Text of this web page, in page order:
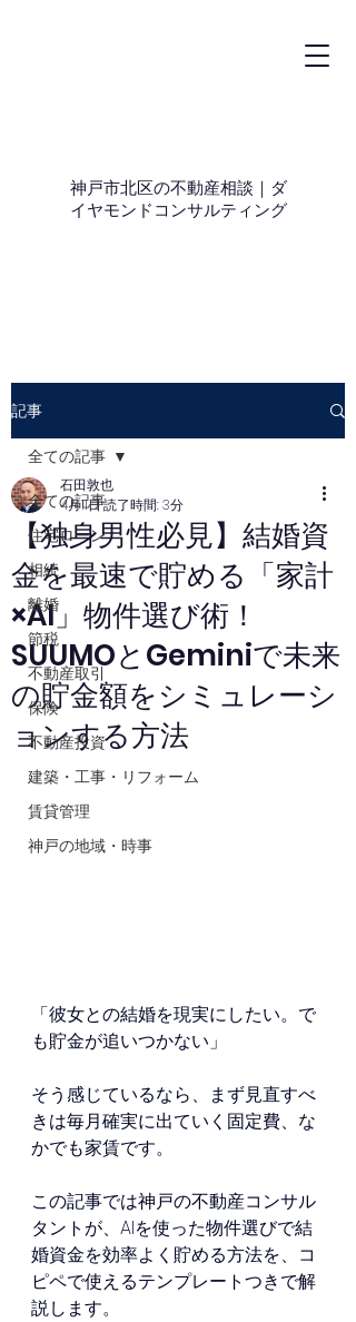
神戸市北区の不動産相談｜ダ
イヤモンドコンサルティング
記事
全ての記事
住宅ローン
相続
離婚
節税
不動産取引
保険
不動産投資
建築・工事・リフォーム
賃貸管理
神戸の地域・時事
全ての記事
【独身男性必見】結婚資
金を最速で貯める「家計
×AI」物件選び術！
SUUMOとGeminiで未来
の貯金額をシミュレーシ
ョンする方法
石田敦也
4月11日読了時間: 3分
「彼女との結婚を現実にしたい。で
も貯金が追いつかない」
そう感じているなら、まず見直すべ
きは毎月確実に出ていく固定費、な
かでも家賃です。
この記事では神戸の不動産コンサル
タントが、AIを使った物件選びで結
婚資金を効率よく貯める方法を、コ
ピペで使えるテンプレートつきで解
説します。